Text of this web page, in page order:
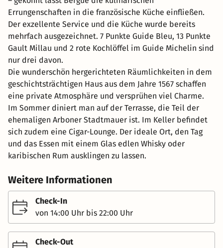
Errungenschaften in die französische Küche einfließen.
Der exzellente Service und die Küche wurde bereits
mehrfach ausgezeichnet. 7 Punkte Guide Bleu, 13 Punkte
Gault Millau und 2 rote Kochlöffel im Guide Michelin sind
nur drei davon.
Die wunderschön hergerichteten Räumlichkeiten in dem
geschichtsträchtigen Haus aus dem Jahre 1567 schaffen
eine private Atmosphäre und versprühen viel Charme.
Im Sommer diniert man auf der Terrasse, die Teil der
ehemaligen Arboner Stadtmauer ist. Im Keller befindet
sich zudem eine Cigar-Lounge. Der ideale Ort, den Tag
und das Essen mit einem Glas edlen Whisky oder
karibischen Rum ausklingen zu lassen.
Weitere Informationen
Check-In
von 14:00 Uhr bis 22:00 Uhr
Check-Out